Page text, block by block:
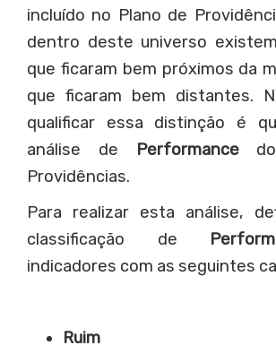
incluído no Plano de
dentro deste universo
que ficaram bem próximos da
que ficaram bem distantes.
qualificar essa distinção é
análise de
Performancedo
Providências.
Para realizar esta análise,
classificação de
indicadores com as seguintes
Ruim